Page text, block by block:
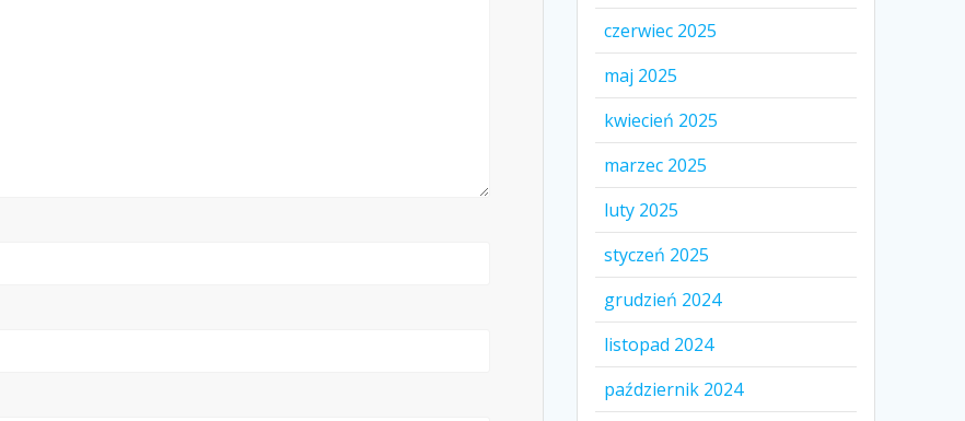
czerwiec 2025
maj 2025
kwiecień 2025
marzec 2025
luty 2025
styczeń 2025
grudzień 2024
listopad 2024
październik 2024